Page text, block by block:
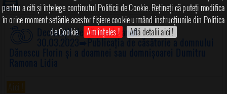
pentru a citi și înțelege conținutul Politicii de Cookie. Rețineți că puteți modifica
în orice moment setările acestor fişiere cookie urmând instrucțiunile din Politica
de Cookie. Am înțeles ! Află detalii aici !
Declarații de căsătorie anul
30.03.2023 ➠Publicația de căsătorie a domnului
Dănescu Florin și a doamnei sau domnișoarei Dumitru
Ramona Lidia